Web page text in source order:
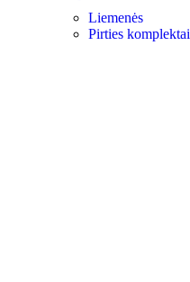
Liemenės
Pirties komplektai